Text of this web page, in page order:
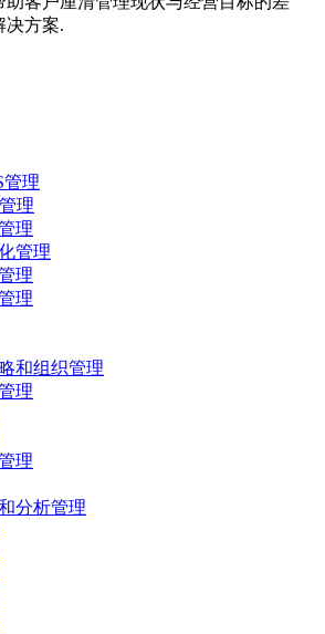
决方案.
管理
理
理
管理
理
理
和组织管理
理
理
分析管理